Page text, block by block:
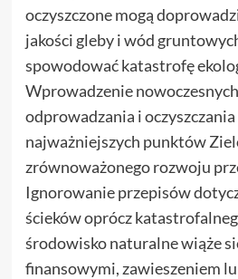
oczyszczone mogą
jakości gleby i wód
spowodować katastrofę
Wprowadzenie
odprowadzania i
najważniejszych punktów
zrównoważonego rozwoju
Ignorowanie przepisów
ścieków oprócz
środowisko naturalne wiąże
finansowymi, zawieszeniem